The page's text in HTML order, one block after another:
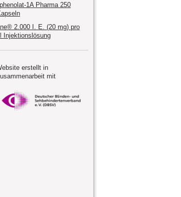
1A Pharma 250
2.000 I. E. (20 mg) pro
Injektionslösung
erstellt in
mit